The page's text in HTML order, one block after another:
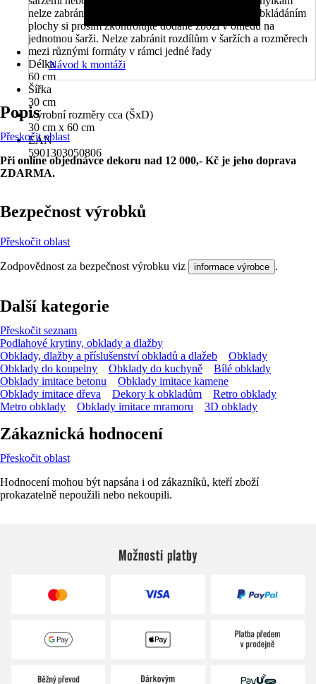
nelze zabránit, jelikož vznikají již při výrobě. Před obkládáním
plochy si prosím zkontrolujte dodané zboží v ohledu na
jednotnou šarži. Nelze zabránit rozdílům v šaržích a rozměrech
mezi různými formáty v rámci jedné řady
Délka
60 cm
Šířka
30 cm
Výrobní rozměry cca (ŠxD)
30 cm x 60 cm
EAN
5901303050806
Návod k montáži
Popis
Přeskočit oblast
Při online objednávce dekoru nad 12 000,- Kč je jeho doprava
ZDARMA.
Bezpečnost výrobků
Přeskočit oblast
Zodpovědnost za bezpečnost výrobku viz informace výrobce .
Další kategorie
Přeskočit seznam
Podlahové krytiny, obklady a dlažby
Obklady, dlažby a příslušenství obkladů a dlažeb
Obklady
Obklady do koupelny
Obklady do kuchyně
Bílé obklady
Obklady imitace betonu
Obklady imitace kamene
Obklady imitace dřeva
Dekory k obkladům
Retro obklady
Metro obklady
Obklady imitace mramoru 3D obklady
Zákaznická hodnocení
Přeskočit oblast
Hodnocení mohou být napsána i od zákazníků, kteří zboží
prokazatelně nepoužili nebo nekoupili.
Možnosti platby